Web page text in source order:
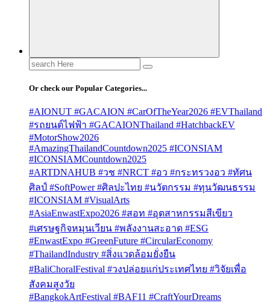
Search
for:
Or check our Popular Categories...
#AIONUT #GACAION #CarOfTheYear2026 #EVThailand
#รถยนต์ไฟฟ้า #GACAIONThailand #HatchbackEV
#MotorShow2026
#AmazingThailandCountdown2025 #ICONSIAM
#ICONSIAMCountdown2025
#ARTDNAHUB #วช #NRCT #อว #กระทรวงอว #ทัศน
ศิลป์ #SoftPower #ศิลปะไทย #นวัตกรรม #ทุนวัฒนธรรม
#ICONSIAM #VisualArts
#AsiaEnwastExpo2026 #สอท #อุตสาหกรรมสีเขียว
#เศรษฐกิจหมุนเวียน #พลังงานสะอาด #ESG
#EnwastExpo #GreenFuture #CircularEconomy
#ThailandIndustry #สิ่งแวดล้อมยั่งยืน
#BaliChoralFestival #วงปล่อยแก่ประเทศไทย #วิจัยเพื่อ
สังคมสูงวัย
#BangkokArtFestival #BAF11 #CraftYourDreams